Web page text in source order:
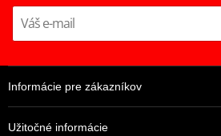
Informácie pre zákazníkov
Užitočné informácie